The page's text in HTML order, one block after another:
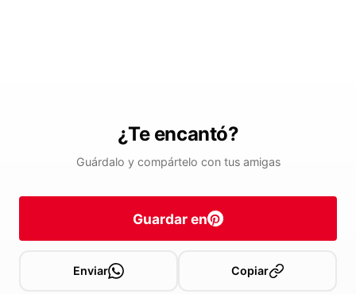
¿Te encantó?
Guárdalo y compártelo con tus amigas
Guardar en
Enviar Copiar